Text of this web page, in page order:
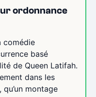
ordonnance
comédie
basé
de Queen Latifah.
dans les
montage